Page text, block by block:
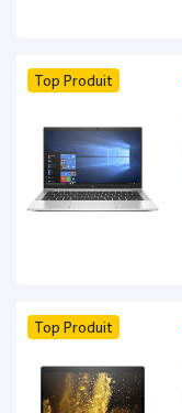
Top Produit
Top Produit